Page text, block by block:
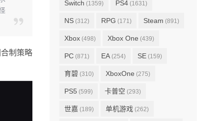
制策略
Switch (1359) PS4 (1631)
NS (312) RPG (171) Steam (891)
Xbox (498) Xbox One (439)
PC (871) EA (254) SE (159)
育碧 (310) XboxOne (275)
PS5 (599) 卡普空 (293)
世嘉 (189) 单机游戏 (262)